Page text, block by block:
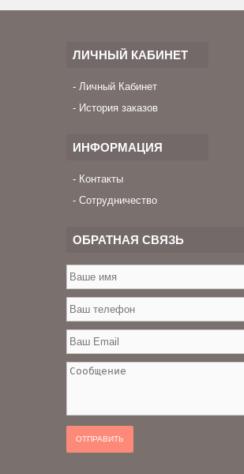
ЛИЧНЫЙ КАБИНЕТ
Личный Кабинет
История заказов
ИНФОРМАЦИЯ
Контакты
Сотрудничество
ОБРАТНАЯ СВЯЗЬ
ОТПРАВИТЬ